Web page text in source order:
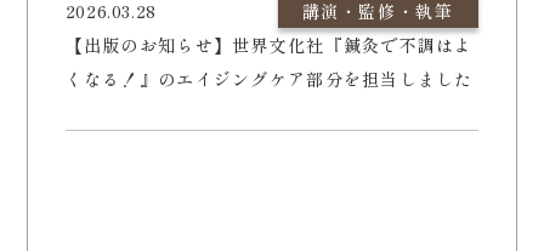
2026.03.28
講演・監修・執筆
【出版のお知らせ】世界文化社『鍼灸で不調はよ
くなる！』のエイジングケア部分を担当しました